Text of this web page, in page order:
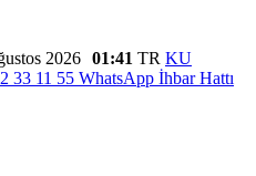
2026 01:41 TR KU
33 11 55 WhatsApp İhbar Hattı